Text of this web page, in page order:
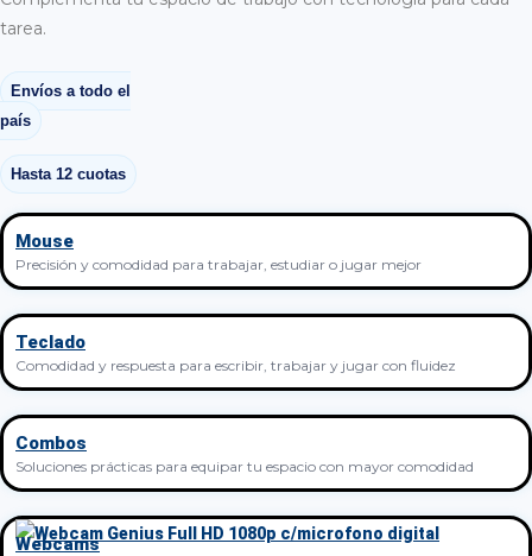
tarea.
Envíos a todo el
país
Hasta 12 cuotas
Mouse
Precisión y comodidad para trabajar, estudiar o jugar mejor
Teclado
Comodidad y respuesta para escribir, trabajar y jugar con fluidez
Combos
Soluciones prácticas para equipar tu espacio con mayor comodidad
Webcams